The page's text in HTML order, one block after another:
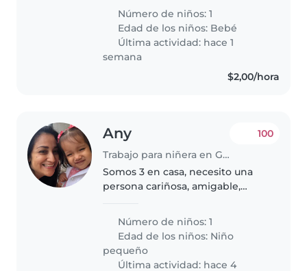
encantarán su carácter tranquilo
y su energía, aunque un poco
revoltoso. Requiere que le
cocines..
Número de niños: 1
Edad de los niños: Bebé
Última actividad: hace 1
semana
$2,00/hora
Any
Trabajo para niñera en Guayaquil
100
Somos 3 en casa, necesito una
persona cariñosa, amigable,
respetuosa, alimentación
saludable. Debe tener buena
crianza, para poder ser cuidadora
de..
Número de niños: 1
Edad de los niños: Niño
pequeño
Última actividad: hace 4